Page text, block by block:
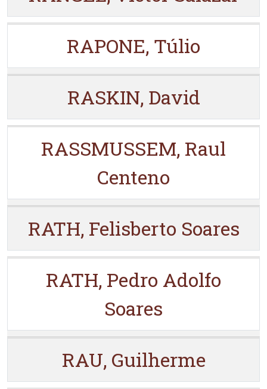
RAPONE, Túlio
RASKIN, David
RASSMUSSEM, Raul
Centeno
RATH, Felisberto Soares
RATH, Pedro Adolfo
Soares
RAU, Guilherme